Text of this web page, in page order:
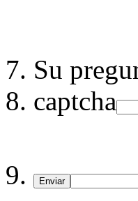
Su
captcha
Enviar